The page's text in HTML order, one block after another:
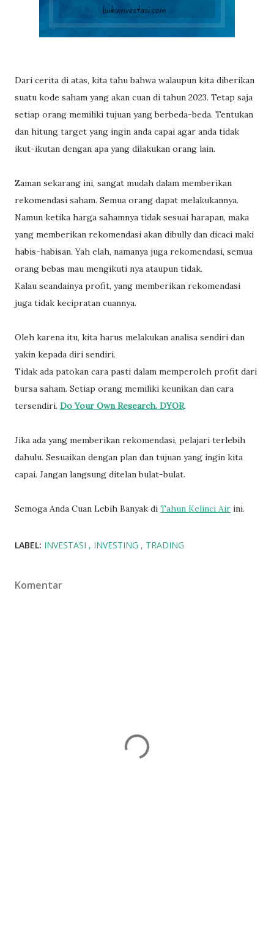
Dari cerita di atas, kita tahu bahwa walaupun kita diberikan
suatu kode saham yang akan cuan di tahun 2023. Tetap saja
setiap orang memiliki tujuan yang berbeda-beda. Tentukan
dan hitung target yang ingin anda capai agar anda tidak
ikut-ikutan dengan apa yang dilakukan orang lain.
Zaman sekarang ini, sangat mudah dalam memberikan
rekomendasi saham. Semua orang dapat melakukannya.
Namun ketika harga sahamnya tidak sesuai harapan, maka
yang memberikan rekomendasi akan dibully dan dicaci maki
habis-habisan. Yah elah, namanya juga rekomendasi, semua
orang bebas mau mengikuti nya ataupun tidak.
Kalau seandainya profit, yang memberikan rekomendasi
juga tidak kecipratan cuannya.
Oleh karena itu, kita harus melakukan analisa sendiri dan
yakin kepada diri sendiri.
Tidak ada patokan cara pasti dalam memperoleh profit dari
bursa saham. Setiap orang memiliki keunikan dan cara
tersendiri. Do Your Own Research. DYOR.
Jika ada yang memberikan rekomendasi, pelajari terlebih
dahulu. Sesuaikan dengan plan dan tujuan yang ingin kita
capai. Jangan langsung ditelan bulat-bulat.
Semoga Anda Cuan Lebih Banyak di Tahun Kelinci Air ini.
LABEL: INVESTASI INVESTING TRADING
Komentar